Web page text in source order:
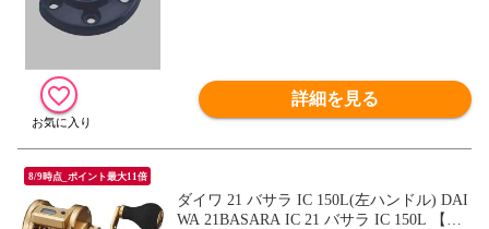
詳細を見る
8/9時点_ポイント最大11倍
ダイワ 21 バサラ IC 150L(左ハンドル) DAI
WA 21BASARA IC 21 バサラ IC 150L 【返